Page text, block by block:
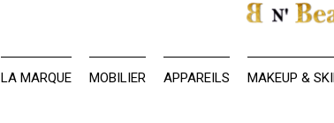
LA MARQUE MOBILIER APPAREILS MAKEUP &